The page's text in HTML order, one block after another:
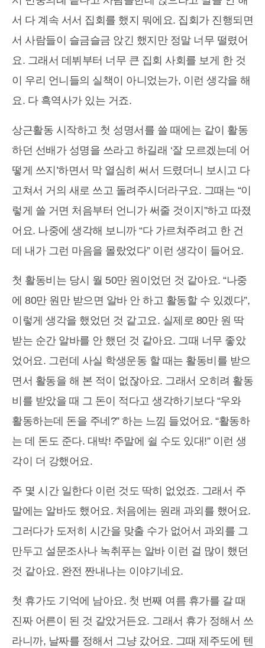
서 다 계속 서서 집회를 했지 뭐에요. 집회가 진행되면
서 사람들이 슬금슬금 앉긴 했지만 정말 너무 떨렸어
요. 그래서 데뷔부터 너무 큰 집회 사회를 보게 한 것
이 우리 언니들의 실책이 아니었는가, 이런 생각을 해
요. 다 흑역사가 있는 거죠.
상근활동 시작하고 첫 성명서를 쓸 때에는 같이 활동
하던 선배가 성명을 쓰라고 하길래 ‘잘 모르겠는데 어
떻게 쓰지’하면서 막 열심히 써서 드렸더니 보시고 다
고쳐서 거의 새로 쓰고 돌려주시더라구요. 그때는 “이
렇게 쓸 거면 처음부터 언니가 써줄 것이지”하고 따졌
어요. 나중에 생각해 보니까 “다 가르쳐주려고 한 건
데 내가 그런 마음을 몰랐었다” 이런 생각이 들어요.
첫 활동비는 당시 월 50만 원이었던 것 같아요. “나중
에 80만 원만 받으면 알바 안 하고 활동할 수 있겠다”,
이렇게 생각을 했었던 것 같고요. 실제로 80만 원 딱
받는 순간 알바를 안 했던 것 같아요. 그때 너무 좋았
었어요. 그런데 사실 학생운동 할 때는 활동비를 받으
면서 활동을 해 본 적이 없잖아요. 그래서 오히려 활동
비를 받았을 때 그 돈이 적다고 생각하기보다 “우와
활동하는데 돈을 주네?” 하는 느낌 들었어요. “활동하
는 데 돈도 준다. 대박! 주말에 쉴 수도 있대!” 이런 생
각이 더 강했어요.
주 몇 시간 일한다 이런 것도 딱히 없었죠. 그래서 주
말에는 알바도 했어요. 처음에는 원래 과외를 했어요.
그러다가 도저히 시간을 맞출 수가 없어서 과외를 그
만두고 설문조사나 녹취푸는 알바 이런 걸 많이 했던
것 같아요. 완전 짠내나는 이야기네요.
첫 휴가도 기억에 남아요. 첫 번째 여름 휴가를 갈 때
진짜 어른이 된 것 같았거든요. 그래서 휴가 정해서 쓰
라니까, 날짜를 정해서 그냥 갔어요. 그때 제주도에 텐